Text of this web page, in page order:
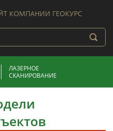
КОМПАНИИ ГЕОКУРС
ЛАЗЕРНОЕ
СКАНИРОВАНИЕ